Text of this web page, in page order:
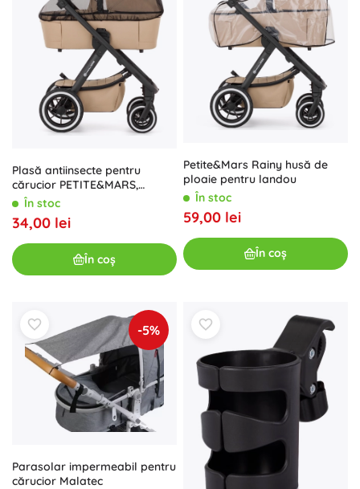
Plasă antiinsecte pentru
cărucior PETITE&MARS,
universală
În stoc
34,00 lei
În coș
Petite&Mars Rainy husă de
ploaie pentru landou
În stoc
59,00 lei
În coș
-5%
Parasolar impermeabil pentru
cărucior Malatec